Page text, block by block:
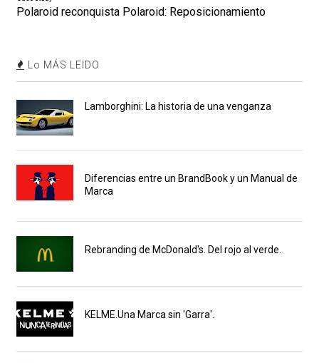
Polaroid reconquista Polaroid: Reposicionamiento
Lo MÁS LEIDO
Lamborghini: La historia de una venganza
Diferencias entre un BrandBook y un Manual de
Marca
Rebranding de McDonald's. Del rojo al verde.
KELME.Una Marca sin 'Garra'.